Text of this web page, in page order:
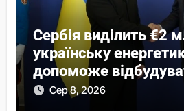
Сербія виділить €2
українську
допоможе
містСер 8, 2026